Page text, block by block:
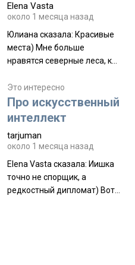
производителя. Новинка
получила двухслойную
конструкцию с отдельным
внешним тентом и сетчатой
внутренней палаткой, а ее
комплектации составляет
около 845 г. Палатка весит
менее
Elena Vasta
около 1 месяца назад
Юлиана сказалa: Красивые
места) Мне больше
нравятся северные леса, как
южной тайги
Это интересно
Про искусственный
интеллект
tarjuman
около 1 месяца назад
Elena Vasta сказалa: Иишка
точно не спорщик, а
редкостный дипломат) Вот,